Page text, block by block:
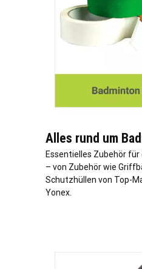
Alles rund um
Essentielles Zubehör
– von Zubehör wie
Schutzhüllen von Top-
Yonex.